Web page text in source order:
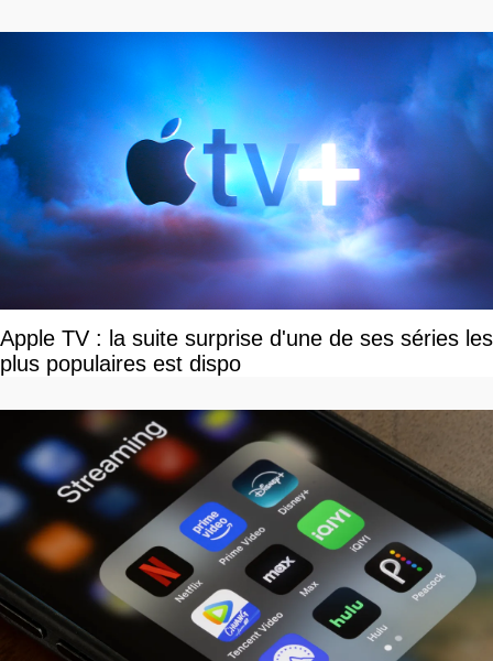
Apple TV : la suite surprise d'une de ses séries les
plus populaires est dispo